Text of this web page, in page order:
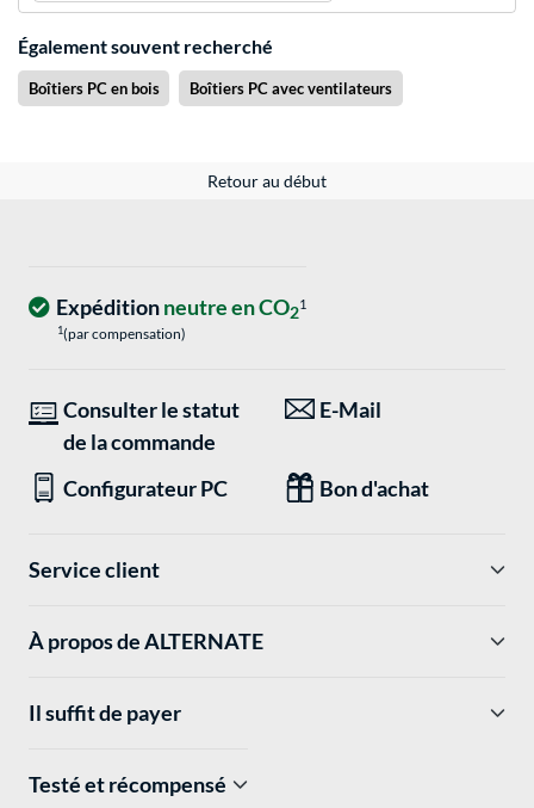
Également souvent recherché
Boîtiers PC en bois Boîtiers PC avec ventilateurs
Retour au début
Expéditionneutre en CO21
1(par compensation)
Consulter le statut
de la commande
E-Mail
Configurateur PC Bon d'achat
Service client
À propos de ALTERNATE
Il suffit de payer
Testé et récompensé